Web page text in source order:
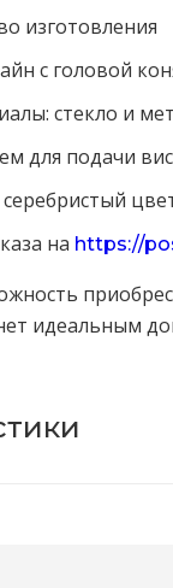
изготовления
с головой
стекло и
для подачи
на https://
идеальным